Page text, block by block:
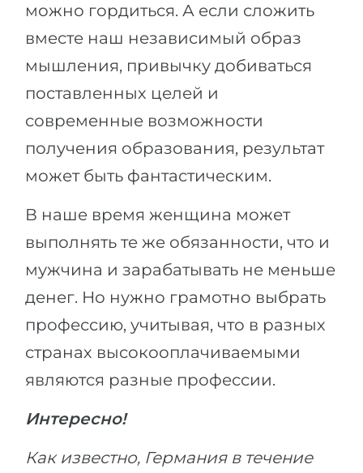
100%
Наши студенты успешно поступают
КОНСУЛЬТАЦИЯ!
Азербайджан
Армения
Беларусь
Другая страна
ЗАПИСАТЬСЯ НА КОНСУЛЬТАЦИЮ
можно гордиться. А если сложить
вместе наш независимый образ
мышления, привычку добиваться
поставленных целей и
современные возможности
получения образования, результат
может быть фантастическим.
В наше время женщина может
выполнять те же обязанности, что и
мужчина и зарабатывать не меньше
денег. Но нужно грамотно выбрать
профессию, учитывая, что в разных
странах высокооплачиваемыми
являются разные профессии.
Интересно!
Как известно, Германия в течение